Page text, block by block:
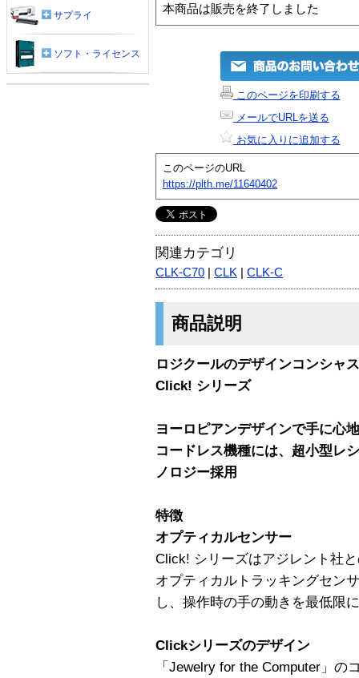
本商品は販売を終了しました
このページを印刷する
メールでURLを送る
お気に入りに追加する
このページのURL
https://plth.me/11640402
関連カテゴリ
CLK-C70 CLK CLK-C
商品説明
ロジクールのデザインコンシャ
Click! シリーズ
ヨーロピアンデザインで手に心
コードレス機種には、超小型レ
ノロジー採用
特徴
オプティカルセンサー
Click! シリーズはアジレント社
オプティカルトラッキングセン
し、操作時の手の動きを最低限
Clickシリーズのデザイン
「Jewelry for the Computer」の
サプライ
ソフト・ライセンス